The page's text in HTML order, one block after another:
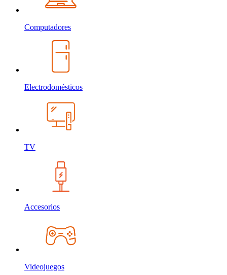
Computadores
Electrodomésticos
TV
Accesorios
Videojuegos